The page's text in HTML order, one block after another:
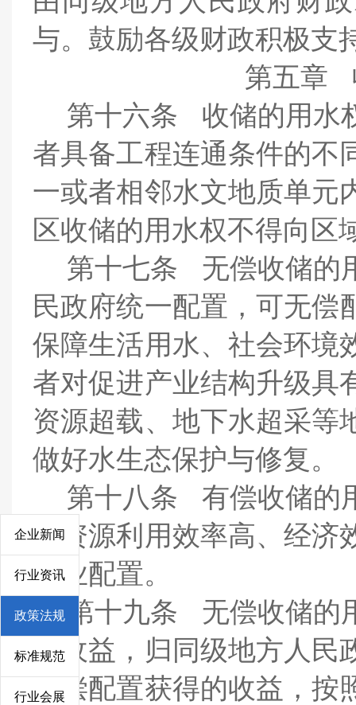
企业新闻
行业资讯
政策法规
标准规范
行业会展
与。鼓励各级财政积极支
第五章
第十六条
收储的用水
者具备工程连通条件的不
一或者相邻水文地质单元
区收储的用水权不得向区
第十七条
无偿收储的
民政府统一配置，可无偿
保障生活用水、社会环境
者对促进产业结构升级具
资源超载、地下水超采等
做好水生态保护与修复。
第十八条
有偿收储的
水资源利用效率高、经济
产业配置。
第十九条
无偿收储的
的收益，归同级地方人民
有偿配置获得的收益，按